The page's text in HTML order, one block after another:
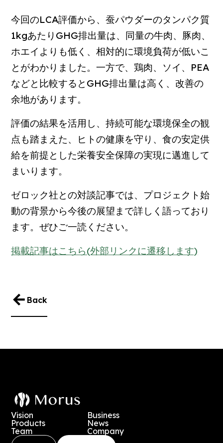
今回のLCA評価から、蚕パウダーのタンパク質
1kgあたりGHG排出量は、同量の牛肉、豚肉、
ホエイよりも低く、相対的に環境負荷が低いこ
とがわかりました。一方で、鶏肉、ソイ、PEA
などと比較するとGHG排出量は高く、改善の
余地があります。
評価の結果を活用し、持続可能な環境保全の観
点も踏まえた、ヒトの健康を守り、食の安定供
給を前提とした栄養安全保障の実現に邁進して
まいります。
ゼロック社との対談記事では、プロジェクト始
動の背景から今後の展望まで詳しく語っており
ます。ぜひご一読ください。
掲載記事はこちら(外部リンクに遷移します)
Back
Vision
Business
Products
News
Team
Company